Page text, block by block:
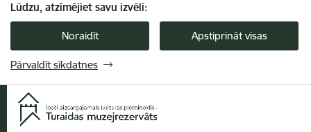
Lūdzu, atzīmējiet savu izvēli:
Noraidīt Apstiprināt visas
Pārvaldīt sīkdatnes